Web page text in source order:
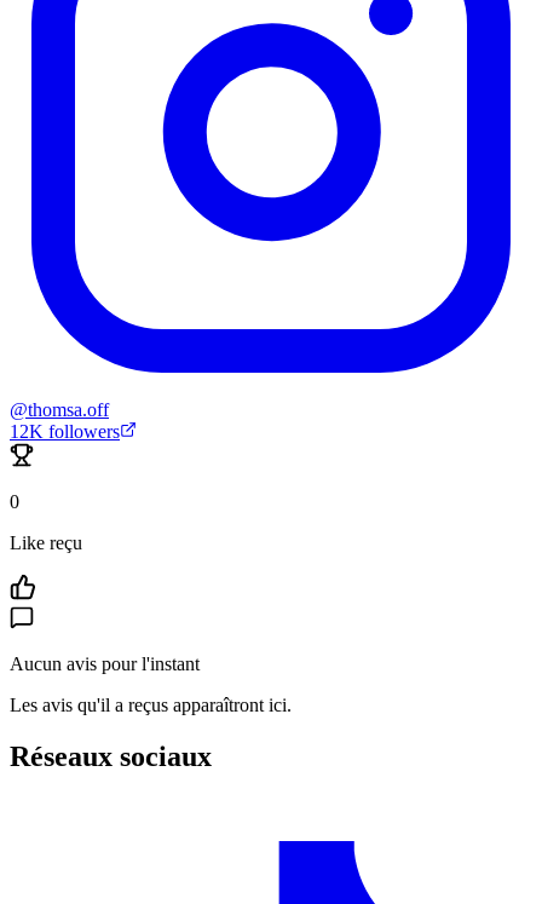
@thomsa.off
12K followers
0
Like reçu
Aucun avis pour l'instant
Les avis qu'il a reçus apparaîtront ici.
Réseaux sociaux